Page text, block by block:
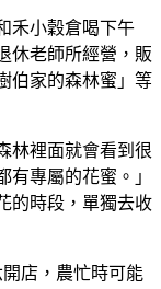
禾小穀倉喝下午
休老師所經營，販
伯家的森林蜜」等
林裡面就會看到很
專屬的花蜜。」
的時段，單獨去收
店，農忙時可能